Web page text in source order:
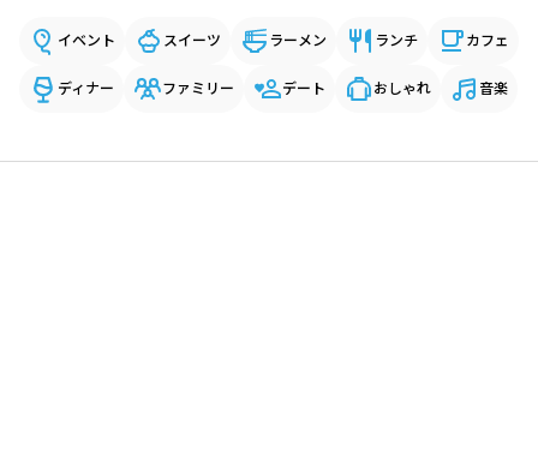
イベント スイーツ ラーメン ランチ カフェ
ディナー ファミリー デート おしゃれ 音楽